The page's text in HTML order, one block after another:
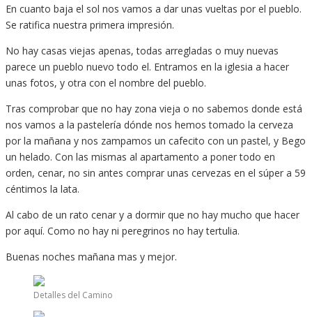
En cuanto baja el sol nos vamos a dar unas vueltas por el pueblo.
Se ratifica nuestra primera impresión.
No hay casas viejas apenas, todas arregladas o muy nuevas
parece un pueblo nuevo todo el. Entramos en la iglesia a hacer
unas fotos, y otra con el nombre del pueblo.
Tras comprobar que no hay zona vieja o no sabemos donde está
nos vamos a la pastelería dónde nos hemos tomado la cerveza
por la mañana y nos zampamos un cafecito con un pastel, y Bego
un helado. Con las mismas al apartamento a poner todo en
orden, cenar, no sin antes comprar unas cervezas en el súper a 59
céntimos la lata.
Al cabo de un rato cenar y a dormir que no hay mucho que hacer
por aquí. Como no hay ni peregrinos no hay tertulia.
Buenas noches mañana mas y mejor.
Detalles del Camino